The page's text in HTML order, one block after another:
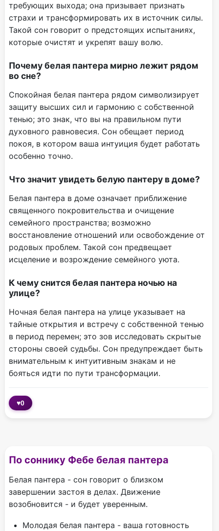
требующих выхода; она призывает признать
страхи и трансформировать их в источник силы.
Такой сон говорит о предстоящих испытаниях,
которые очистят и укрепят вашу волю.
Почему белая пантера мирно лежит рядом
во сне?
Спокойная белая пантера рядом символизирует
защиту высших сил и гармонию с собственной
тенью; это знак, что вы на правильном пути
духовного равновесия. Сон обещает период
покоя, в котором ваша интуиция будет работать
особенно точно.
Что значит увидеть белую пантеру в доме?
Белая пантера в доме означает приближение
священного покровительства и очищение
семейного пространства; возможно
восстановление отношений или освобождение от
родовых проблем. Такой сон предвещает
исцеление и возрождение семейного уюта.
К чему снится белая пантера ночью на
улице?
Ночная белая пантера на улице указывает на
тайные открытия и встречу с собственной тенью
в период перемен; это зов исследовать скрытые
стороны своей судьбы. Сон предупреждает быть
внимательным к интуитивным знакам и не
бояться идти по пути трансформации.
♥0
По соннику Фебе белая пантера
Белая пантера - сон говорит о близком
завершении застоя в делах. Движение
возобновится - и будет уверенным.
Молодая белая пантера - ваша готовность